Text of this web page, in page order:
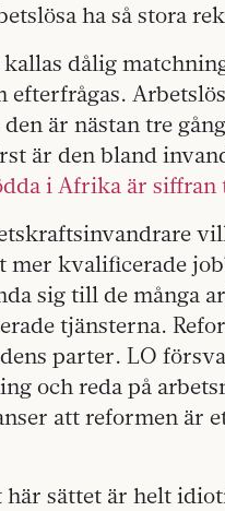
ha så stora
dålig
är nästan tre
är den bland
i Afrika är siffran
kvalificerade
sig till de många
tjänsterna.
parter. LO
och reda på
att reformen är
sättet är helt